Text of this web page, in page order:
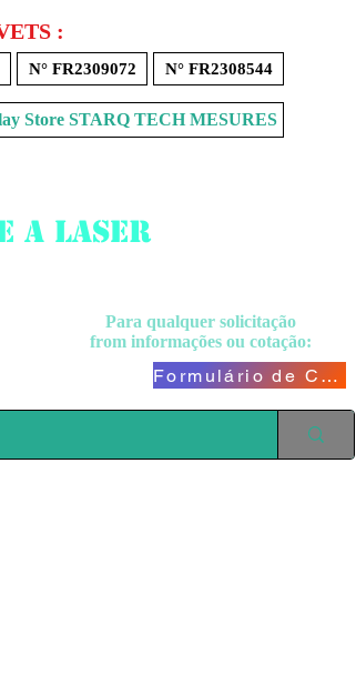
:
N° FR2309072 N° FR2308544
a laser
Store STARQ TECH MESURES
Para qualquer solicitação
from informações ou cotação:
Formulário de Contato